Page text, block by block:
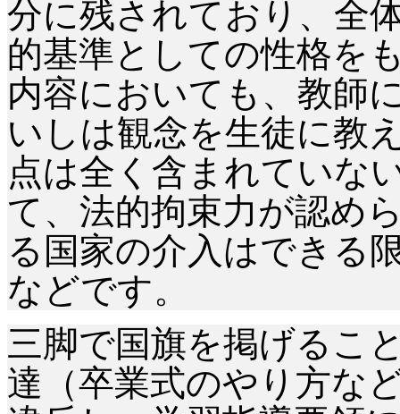
分に残されており、全
的基準としての性格を
内容においても、教師
いしは観念を生徒に教
点は全く含まれていな
て、法的拘束力が認め
る国家の介入はできる
などです。
三脚で国旗を掲げるこ
達（卒業式のやり方な